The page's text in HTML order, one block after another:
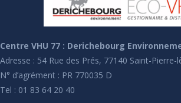
Centre VHU 77 : Derichebourg
Adresse : 54 Rue des Prés, 77140 Saint-Pierre-
N° d’agrément : PR 770035 D
Tel : 01 83 64 20 40